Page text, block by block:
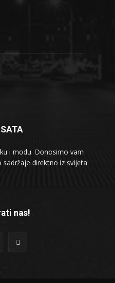
i modu. Donosimo vam
direktno iz svijeta
nas!